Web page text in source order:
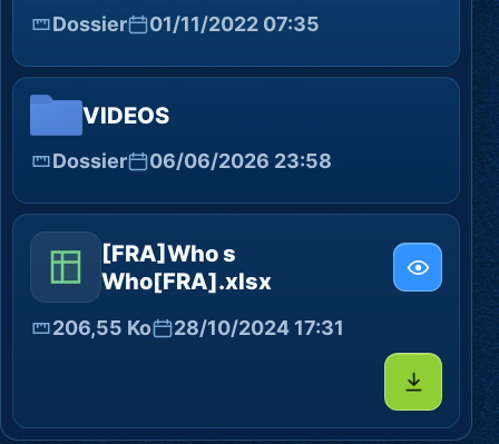
Dossier 01/11/2022 07:35
VIDEOS
Dossier 06/06/2026 23:58
[FRA]Who s
Who[FRA].xlsx
206,55 Ko 28/10/2024 17:31